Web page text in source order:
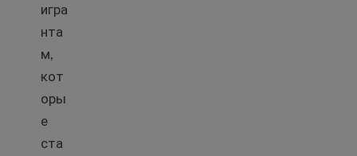
игра
нта
м,
кот
оры
е
ста